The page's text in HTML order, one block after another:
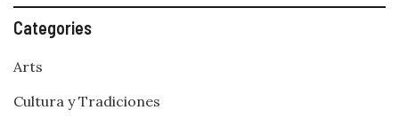
Categories
Arts
Cultura y Tradiciones